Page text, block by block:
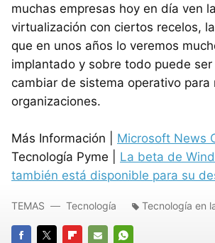
muchas empresas hoy en día ven
virtualización con ciertos recelos,
que en unos años lo veremos
implantado y sobre todo puede
cambiar de sistema operativo para
organizaciones.
Más Información | Microsoft News
Tecnología Pyme | La beta de
también está disponible para su
TEMAS Tecnología Tecnología en